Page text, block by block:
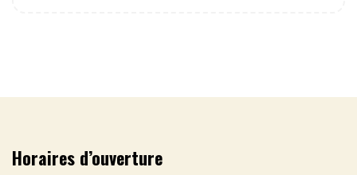
Horaires d’ouverture